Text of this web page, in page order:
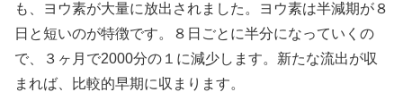
も、ヨウ素が大量に放出されました。ヨウ素は半減期が８
日と短いのが特徴です。８日ごとに半分になっていくの
で、３ヶ月で2000分の１に減少します。新たな流出が収
まれば、比較的早期に収まります。